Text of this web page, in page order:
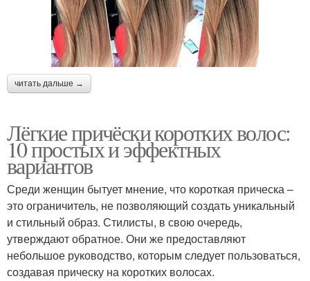
читать дальше →
Лёгкие причёски коротких волос:
10 простых и эффектных
вариантов
Среди женщин бытует мнение, что короткая прическа –
это ограничитель, не позволяющий создать уникальный
и стильный образ. Стилисты, в свою очередь,
утверждают обратное. Они же предоставляют
небольшое руководство, которым следует пользоваться,
создавая прическу на коротких волосах.